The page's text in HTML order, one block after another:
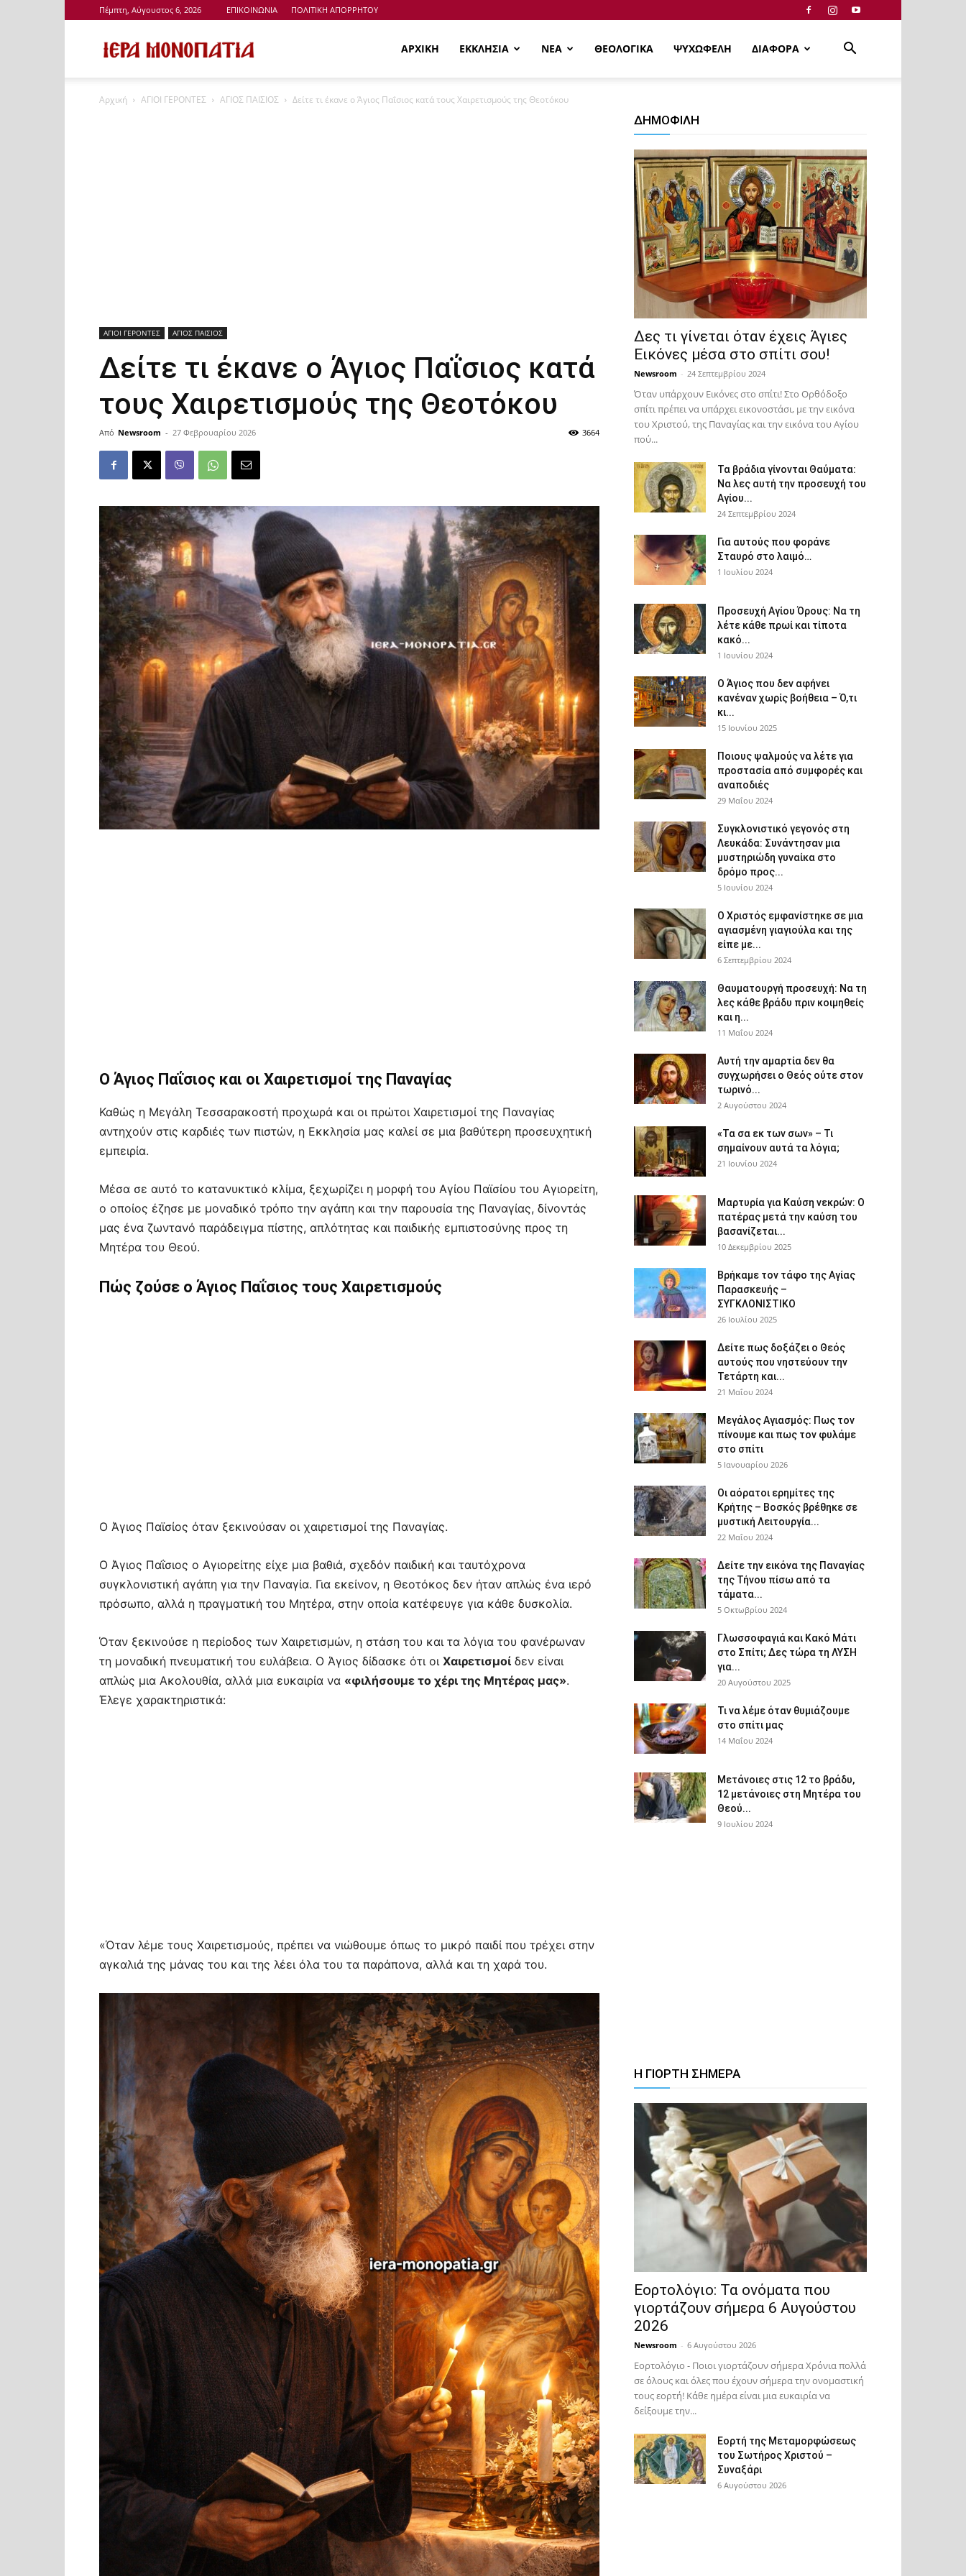
Πέμπτη, Αύγουστος 6, 2026 ΕΠΙΚΟΙΝΩΝΙΑ ΠΟΛΙΤΙΚΗ ΑΠΟΡΡΗΤΟΥ
Μονοπάτια
ΑΡΧΙΚΗ ΕΚΚΛΗΣΙΑ ΝΕΑ ΘΕΟΛΟΓΙΚΑ ΨΥΧΩΦΕΛΗ ΔΙΑΦΟΡΑ
Αρχική ΑΓΙΟΙ ΓΕΡΟΝΤΕΣ ΑΓΙΟΣ ΠΑΙΣΙΟΣ Δείτε τι έκανε ο Άγιος Παΐσιος κατά τους Χαιρετισμούς της Θεοτόκου
ΑΓΙΟΙ ΓΕΡΟΝΤΕΣ ΑΓΙΟΣ ΠΑΙΣΙΟΣ
Δείτε τι έκανε ο Άγιος Παΐσιος κατά
τους Χαιρετισμούς της Θεοτόκου
Από Newsroom - 27 Φεβρουαρίου 2026 3664
Ο Άγιος Παΐσιος και οι Χαιρετισμοί της Παναγίας
Καθώς η Μεγάλη Τεσσαρακοστή προχωρά και οι πρώτοι Χαιρετισμοί της Παναγίας
αντηχούν στις καρδιές των πιστών, η Εκκλησία μας καλεί σε μια βαθύτερη προσευχητική
εμπειρία.
Μέσα σε αυτό το κατανυκτικό κλίμα, ξεχωρίζει η μορφή του Αγίου Παϊσίου του Αγιορείτη,
ο οποίος έζησε με μοναδικό τρόπο την αγάπη και την παρουσία της Παναγίας, δίνοντάς
μας ένα ζωντανό παράδειγμα πίστης, απλότητας και παιδικής εμπιστοσύνης προς τη
Μητέρα του Θεού.
Πώς ζούσε ο Άγιος Παΐσιος τους Χαιρετισμούς
Ο Άγιος Παϊσίος όταν ξεκινούσαν οι χαιρετισμοί της Παναγίας.
Ο Άγιος Παΐσιος ο Αγιορείτης είχε μια βαθιά, σχεδόν παιδική και ταυτόχρονα
συγκλονιστική αγάπη για την Παναγία. Για εκείνον, η Θεοτόκος δεν ήταν απλώς ένα ιερό
πρόσωπο, αλλά η πραγματική του Μητέρα, στην οποία κατέφευγε για κάθε δυσκολία.
Όταν ξεκινούσε η περίοδος των Χαιρετισμών, η στάση του και τα λόγια του φανέρωναν
τη μοναδική πνευματική του ευλάβεια. Ο Άγιος δίδασκε ότι οι Χαιρετισμοί δεν είναι
απλώς μια Ακολουθία, αλλά μια ευκαιρία να «φιλήσουμε το χέρι της Μητέρας μας».
Έλεγε χαρακτηριστικά:
«Όταν λέμε τους Χαιρετισμούς, πρέπει να νιώθουμε όπως το μικρό παιδί που τρέχει στην
αγκαλιά της μάνας του και της λέει όλα του τα παράπονα, αλλά και τη χαρά του.
ΔΗΜΟΦΙΛΗ
Δες τι γίνεται όταν έχεις Άγιες
Εικόνες μέσα στο σπίτι σου!
Newsroom - 24 Σεπτεμβρίου 2024
Όταν υπάρχουν Εικόνες στο σπίτι! Στο Ορθόδοξο
σπίτι πρέπει να υπάρχει εικονοστάσι, με την εικόνα
του Χριστού, της Παν­αγίας και την εικόνα του Αγίου
πού...
Τα βράδια γίνονται Θαύματα:
Να λες αυτή την προσευχή του
Αγίου...
24 Σεπτεμβρίου 2024
Για αυτούς που φοράνε
Σταυρό στο λαιμό…
1 Ιουλίου 2024
Προσευχή Αγίου Όρους: Να τη
λέτε κάθε πρωί και τίποτα
κακό...
1 Ιουνίου 2024
Ο Άγιος που δεν αφήνει
κανέναν χωρίς βοήθεια – Ό,τι
κι...
15 Ιουνίου 2025
Ποιους ψαλμούς να λέτε για
προστασία από συμφορές και
αναποδιές
29 Μαΐου 2024
Συγκλονιστικό γεγονός στη
Λευκάδα: Συνάντησαν μια
μυστηριώδη γυναίκα στο
δρόμο προς...
5 Ιουνίου 2024
Ο Χριστός εμφανίστηκε σε μια
αγιασμένη γιαγιούλα και της
είπε με...
6 Σεπτεμβρίου 2024
Θαυματουργή προσευχή: Να τη
λες κάθε βράδυ πριν κοιμηθείς
και η...
11 Μαΐου 2024
Αυτή την αμαρτία δεν θα
συγχωρήσει ο Θεός ούτε στον
τωρινό...
2 Αυγούστου 2024
«Τα σα εκ των σων» – Τι
σημαίνουν αυτά τα λόγια;
21 Ιουνίου 2024
Μαρτυρία για Καύση νεκρών: Ο
πατέρας μετά την καύση του
βασανίζεται...
10 Δεκεμβρίου 2025
Βρήκαμε τον τάφο της Αγίας
Παρασκευής –
ΣΥΓΚΛΟΝΙΣΤΙΚΟ
26 Ιουλίου 2025
Δείτε πως δοξάζει ο Θεός
αυτούς που νηστεύουν την
Τετάρτη και...
21 Μαΐου 2024
Μεγάλος Αγιασμός: Πως τον
πίνουμε και πως τον φυλάμε
στο σπίτι
5 Ιανουαρίου 2026
Οι αόρατοι ερημίτες της
Κρήτης – Βοσκός βρέθηκε σε
μυστική Λειτουργία...
22 Μαΐου 2024
Δείτε την εικόνα της Παναγίας
της Τήνου πίσω από τα
τάματα...
5 Οκτωβρίου 2024
Γλωσσοφαγιά και Κακό Μάτι
στο Σπίτι; Δες τώρα τη ΛΥΣΗ
για...
20 Αυγούστου 2025
Τι να λέμε όταν θυμιάζουμε
στο σπίτι μας
14 Μαΐου 2024
Μετάνοιες στις 12 το βράδυ,
12 μετάνοιες στη Μητέρα του
Θεού...
9 Ιουλίου 2024
Η ΓΙΟΡΤΗ ΣΗΜΕΡΑ
Εορτολόγιο: Τα ονόματα που
γιορτάζουν σήμερα 6 Αυγούστου
2026
Newsroom - 6 Αυγούστου 2026
Εορτολόγιο - Ποιοι γιορτάζουν σήμερα Χρόνια πολλά
σε όλους και όλες που έχουν σήμερα την ονομαστική
τους εορτή! Κάθε ημέρα είναι μια ευκαιρία να
δείξουμε την...
Εορτή της Μεταμορφώσεως
του Σωτήρος Χριστού –
Συναξάρι
6 Αυγούστου 2026